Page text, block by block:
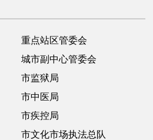
FRANÇAIS РУССКИЙ ЯЗЫК
重点站区管委会
城市副中心管委会
市监狱局
市中医局
市疾控局
市文化市场执法总队